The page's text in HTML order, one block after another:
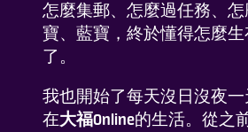
聯係我們
怎麼集郵、怎麼過任務、
寶、藍寶，終於懂得怎麼生
了。
我也開始了每天沒日沒夜一
在大福Online的生活。從之